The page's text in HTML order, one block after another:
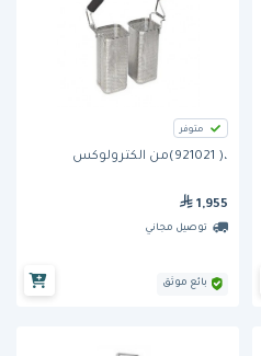
متوفر
،( 921021)من الكترولوكس
1,955
توصيل مجاني
بائع موثق